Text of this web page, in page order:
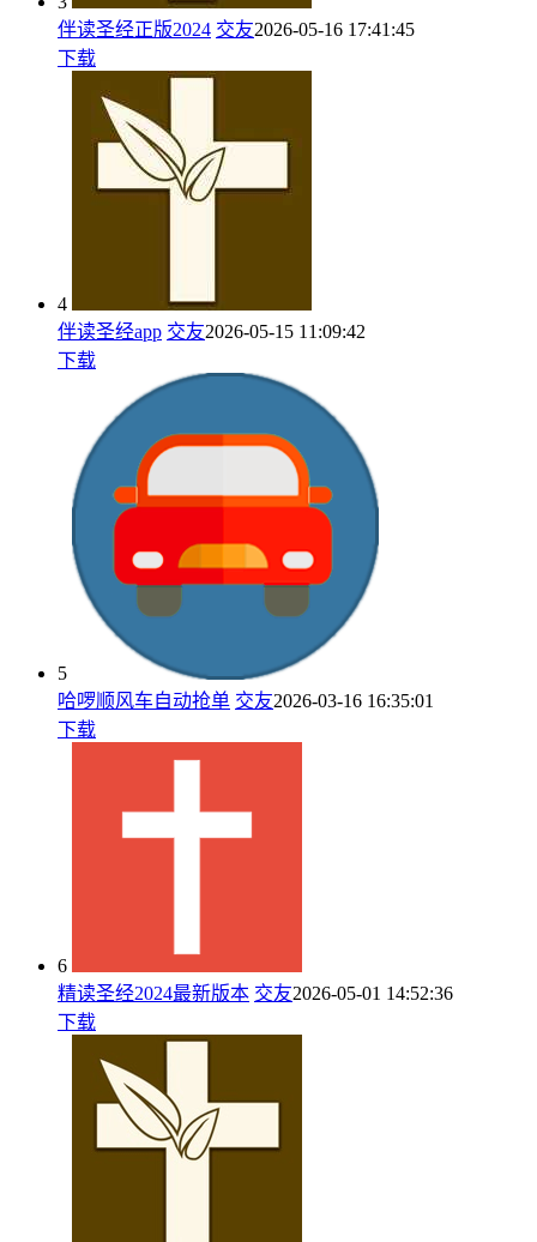
伴读圣经正版2024 交友2026-05-16 17:41:45
下载
4
伴读圣经app 交友2026-05-15 11:09:42
下载
5
哈啰顺风车自动抢单 交友2026-03-16 16:35:01
下载
6
精读圣经2024最新版本 交友2026-05-01 14:52:36
下载